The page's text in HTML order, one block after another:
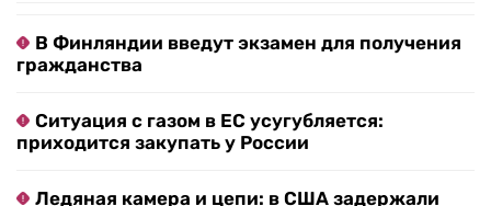
В Финляндии введут экзамен для получения
гражданства
Ситуация с газом в ЕС усугубляется:
приходится закупать у России
Ледяная камера и цепи: в США задержали